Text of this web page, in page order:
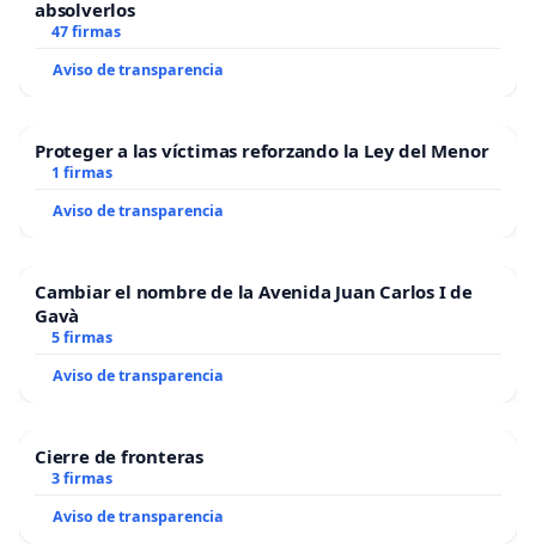
absolverlos
47 firmas
Aviso de transparencia
Proteger a las víctimas reforzando la Ley del Menor
1 firmas
Aviso de transparencia
Cambiar el nombre de la Avenida Juan Carlos I de
Gavà
5 firmas
Aviso de transparencia
Cierre de fronteras
3 firmas
Aviso de transparencia